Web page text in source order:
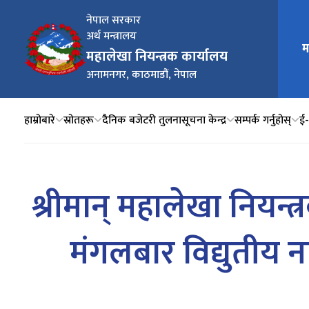
नेपाल सरकार
अर्थ मन्त्रालय
महालेखा नियन्त्रक कार्यालय
अनामनगर, काठमाडौं, नेपाल
मुख्य
हाम्रोबारे स्रोतहरू दैनिक बजेटरी तुलनासूचना केन्द्र सम्पर्क गर्नुहोस्
श्रीमान् महालेखा
मंगलबार विद्युतीय